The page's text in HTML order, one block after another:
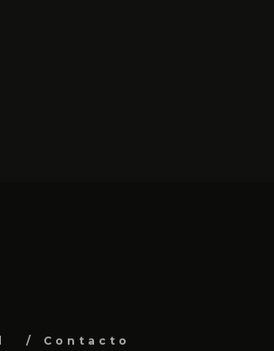
Contacto